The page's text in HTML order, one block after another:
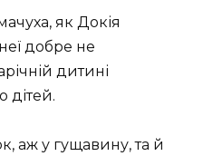
як Докія
добре не
дитині
дітей.
аж у гущавину, та й